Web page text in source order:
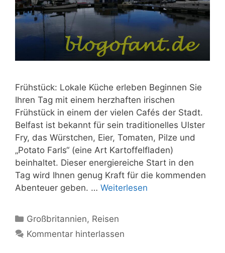
Frühstück: Lokale Küche erleben Beginnen Sie
Ihren Tag mit einem herzhaften irischen
Frühstück in einem der vielen Cafés der Stadt.
Belfast ist bekannt für sein traditionelles Ulster
Fry, das Würstchen, Eier, Tomaten, Pilze und
„Potato Farls“ (eine Art Kartoffelfladen)
beinhaltet. Dieser energiereiche Start in den
Tag wird Ihnen genug Kraft für die kommenden
Abenteuer geben. … Weiterlesen
Kategorien
Großbritannien, Reisen
Kommentar hinterlassen